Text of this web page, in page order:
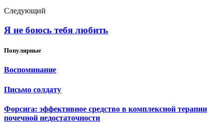
Следующий
Я не боюсь тебя любить
Популярные
Воспоминание
Письмо солдату
Форсига: эффективное средство в комплексной терапии
почечной недостаточности